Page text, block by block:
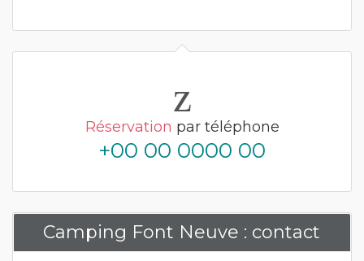
Réservation par téléphone
+00 00 0000 00
Camping Font Neuve : contact